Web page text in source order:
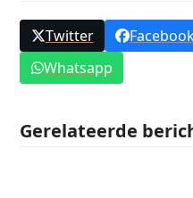
Twitter
Whatsapp
Gerelateerde